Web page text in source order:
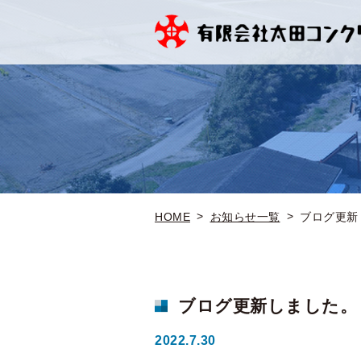
HOME お知らせ一覧 ブログ更
ブログ更新しました。
2022.7.30